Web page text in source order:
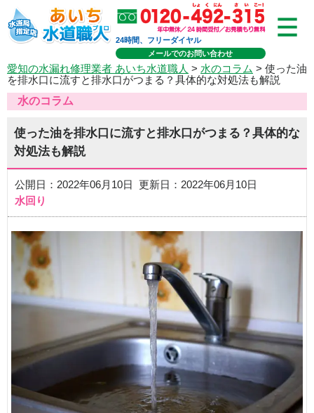
24時間、フリーダイヤル
メールでのお問い合わせ
愛知の水漏れ修理業者 あいち水道職人 > 水のコラム > 使った油
を排水口に流すと排水口がつまる？具体的な対処法も解説
水のコラム
使った油を排水口に流すと排水口がつまる？具体的な
対処法も解説
公開日：2022年06月10日 更新日：2022年06月10日
水回り